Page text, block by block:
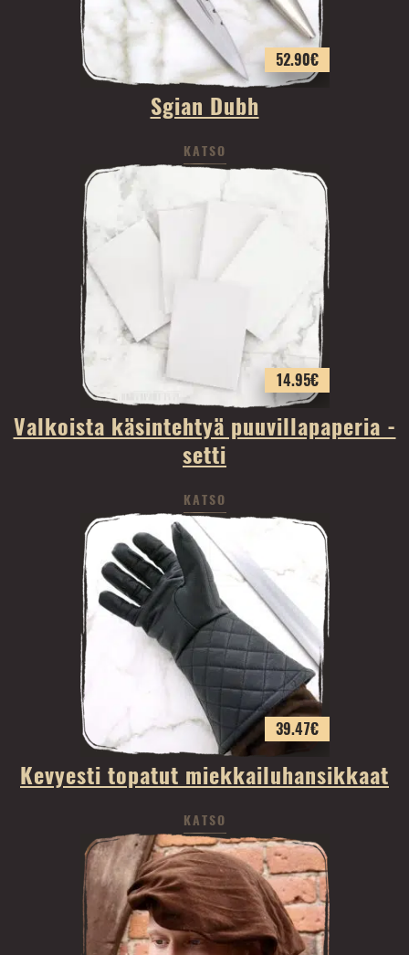
52.90€
Sgian Dubh
KATSO
14.95€
Valkoista käsintehtyä puuvillapaperia -
setti
KATSO
39.47€
Kevyesti topatut miekkailuhansikkaat
KATSO